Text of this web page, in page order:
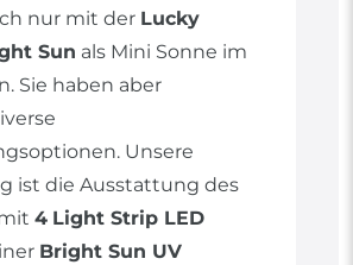
nur mit der Lucky
Sun als Mini Sonne im
Sie haben aber
Unsere
ist die Ausstattung des
4 Light Strip LED
Bright Sun UV